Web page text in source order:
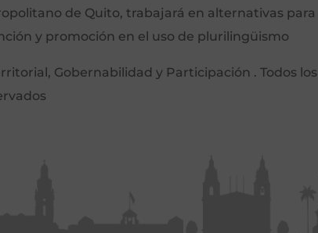
de Quito, trabajará en alternativas para
y promoción en el uso de plurilingüismo
Gobernabilidad y Participación . Todos los